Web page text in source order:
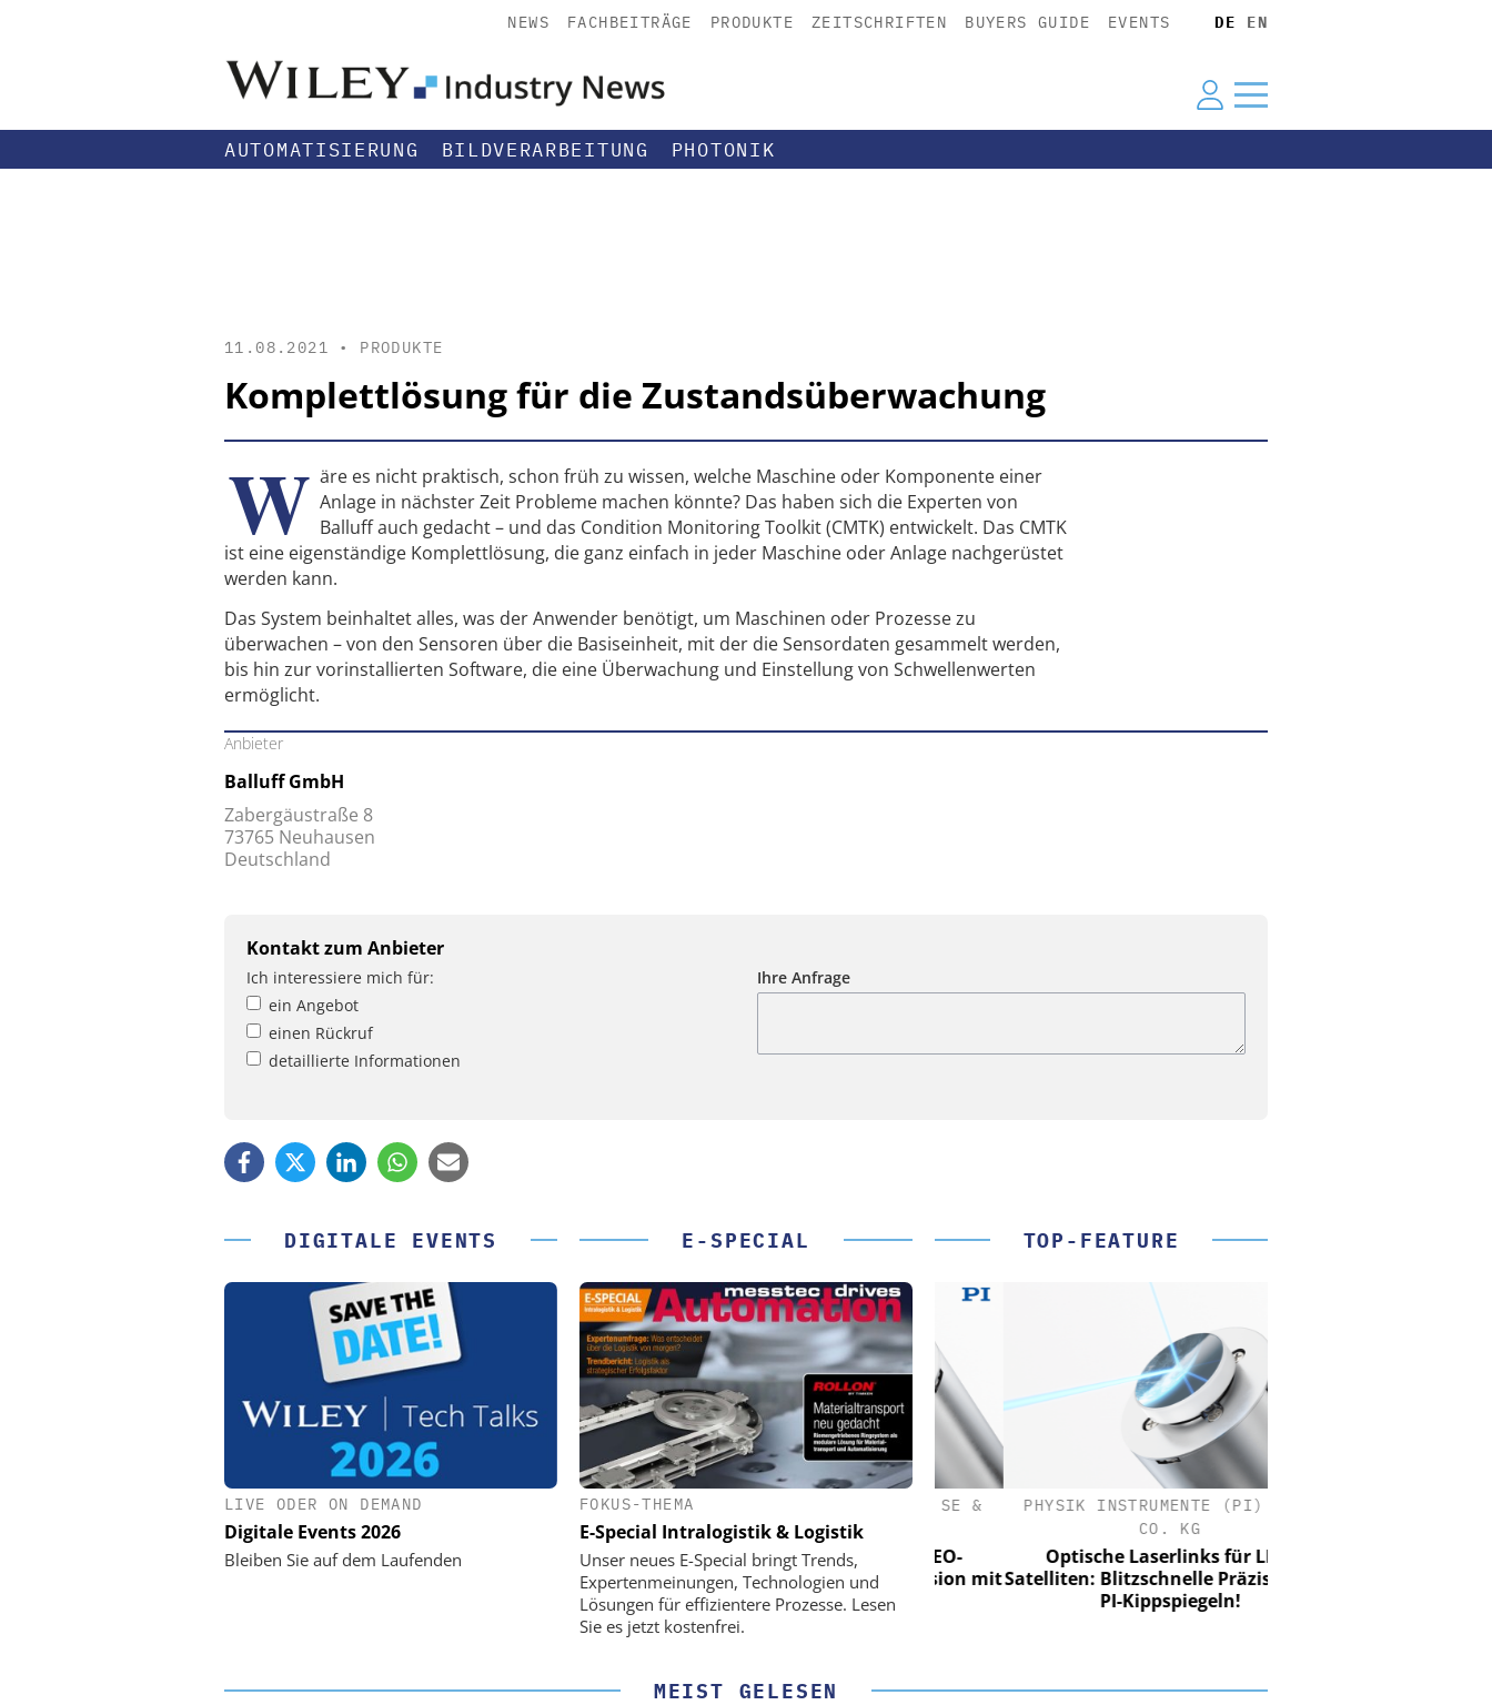
NEWS FACHBEITRÄGE PRODUKTE ZEITSCHRIFTEN BUYERS GUIDE EVENTS DE EN
AUTOMATISIERUNG BILDVERARBEITUNG PHOTONIK
11.08.2021 • PRODUKTE
Komplettlösung für die Zustandsüberwachung
W äre es nicht praktisch, schon früh zu wissen, welche Maschine oder Komponente einer
Anlage in nächster Zeit Probleme machen könnte? Das haben sich die Experten von
Balluff auch gedacht – und das Condition Monitoring Toolkit (CMTK) entwickelt. Das CMTK
ist eine eigenständige Komplettlösung, die ganz einfach in jeder Maschine oder Anlage nachgerüstet
werden kann.
Das System beinhaltet alles, was der Anwender benötigt, um Maschinen oder Prozesse zu
überwachen – von den Sensoren über die Basiseinheit, mit der die Sensordaten gesammelt werden,
bis hin zur vorinstallierten Software, die eine Überwachung und Einstellung von Schwellenwerten
ermöglicht.
Anbieter
Balluff GmbH
Zabergäustraße 8
73765 Neuhausen
Deutschland
Kontakt zum Anbieter
Ich interessiere mich für:
ein Angebot
einen Rückruf
detaillierte Informationen
Ihre Anfrage
DIGITALE EVENTS
LIVE ODER ON DEMAND
Digitale Events 2026
Bleiben Sie auf dem Laufenden
E-SPECIAL
FOKUS-THEMA
E-Special Intralogistik & Logistik
Unser neues E-Special bringt Trends,
Expertenmeinungen, Technologien und
Lösungen für effizientere Prozesse. Lesen
Sie es jetzt kostenfrei.
TOP-FEATURE
PHYSIK INSTRUMENTE (PI) SE &
Optische Laserlinks für LEO-
Satelliten: Blitzschnelle Präzision mit
PHYSIK INSTRUMENTE (PI) SE &
CO. KG
Optische Laserlinks für LEO-
Satelliten: Blitzschnelle Präzision mit
PI-Kippspiegeln!
PHYSIK INSTRUMENTE (PI) SE &
CO. KG
Optische Laserlinks für LEO-
Satelliten: Blitzschnelle Präzision mit
PI-Kippspiegeln!
MEIST GELESEN